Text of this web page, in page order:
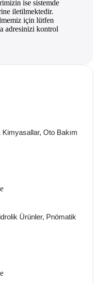
ise sistemde
iletilmektedir.
için lütfen
adresinizi kontrol
Kimyasallar, Oto Bakım
Ürünler, Pnömatik